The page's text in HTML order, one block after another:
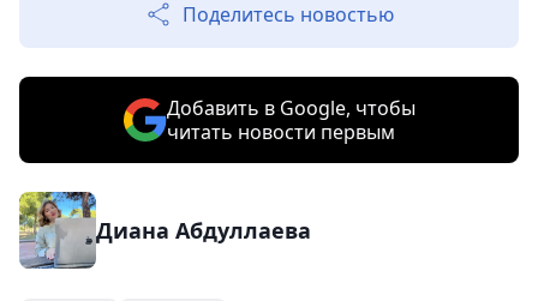
Поделитесь новостью
Добавить в Google, чтобы
читать новости первым
Диана Абдуллаева